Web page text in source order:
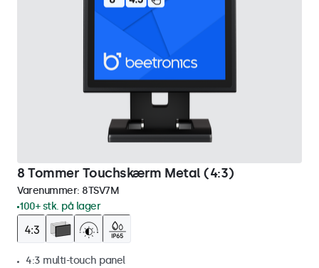
8 Tommer Touchskærm Metal (4:3)
Varenummer: 8TSV7M
100+ stk. på lager
4:3 multi-touch panel